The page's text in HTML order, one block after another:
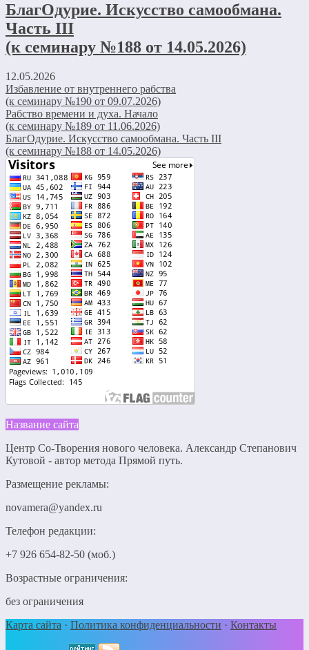
БлагОдурие. Искусство самообмана.
Часть III
(к семинару №188 от 14.05.2026)
12.05.2026
Избавление от внутреннего рабства
(к семинару №190 от 09.07.2026)
Рабство времени и духа. Начало
(к семинару №189 от 11.06.2026)
БлагОдурие. Искусство самообмана. Часть III
(к семинару №188 от 14.05.2026)
Название сайта
Центр Со-Творения нового человека. Александр Степанович
Кутовой - автор метода Прямой путь.
Размещение рекламы:
novamera@yandex.ru
Телефон редакции:
+7 926 654-82-50 (моб.)
Возрастные ограничения:
без ограничения
Карта сайта · Политика конфиденциальности · Контакты